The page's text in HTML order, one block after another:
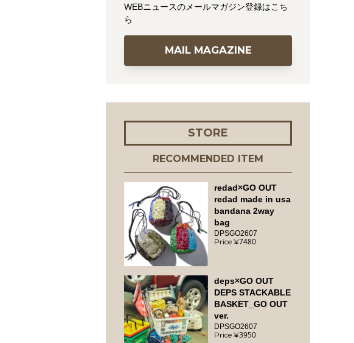
WEBニュースのメールマガジン登録はこち
ら
MAIL MAGAZINE
STORE
RECOMMENDED ITEM
redad×GO OUT
redad made in usa
bandana 2way
bag
DPSGO2607
7480
deps×GO OUT
DEPS STACKABLE
BASKET_GO OUT
ver.
DPSGO2607
3950